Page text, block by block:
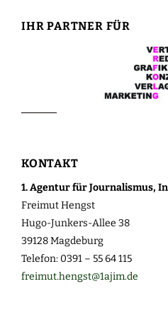
IHR PARTNER FÜR
KONTAKT
1. Agentur für Journalismus,
Freimut Hengst
Hugo-Junkers-Allee 38
39128 Magdeburg
Telefon: 0391 – 55 64 115
freimut.hengst@1ajim.de